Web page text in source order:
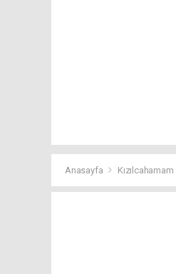
Anasayfa Kızılcahamam